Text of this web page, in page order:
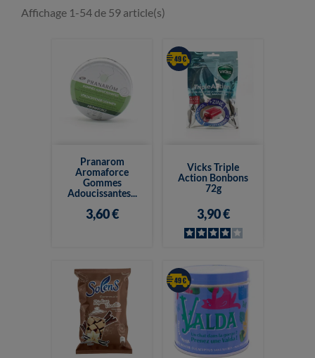
Affichage 1-54 de 59 article(s)
Pranarom
Aromaforce
Gommes
Adoucissantes...
3,60 €
Vicks Triple
Action Bonbons
72g
3,90 €